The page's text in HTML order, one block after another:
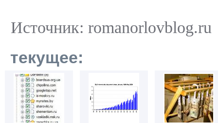
Источник: romanorlovblog.ru
текущее: